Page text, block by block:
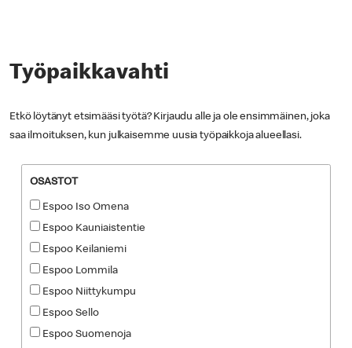
Työpaikkavahti
Etkö löytänyt etsimääsi työtä? Kirjaudu alle ja ole ensimmäinen, joka
saa ilmoituksen, kun julkaisemme uusia työpaikkoja alueellasi.